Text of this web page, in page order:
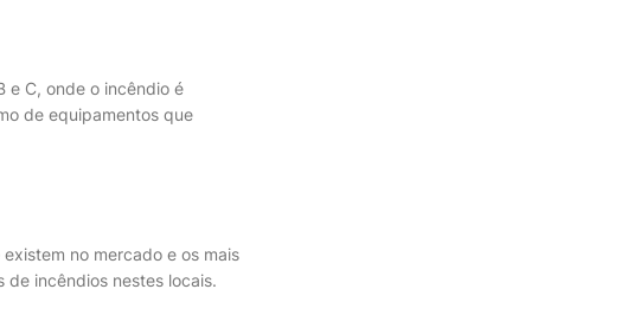
e C, onde o incêndio é
de equipamentos que
no mercado e os mais
incêndios nestes locais.